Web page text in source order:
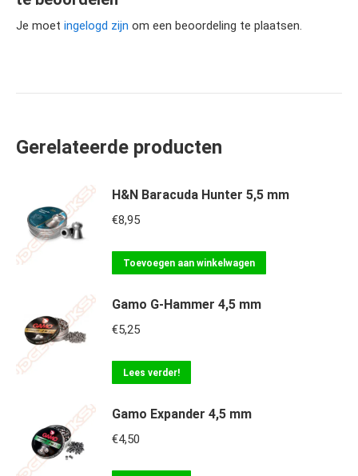
Je moet ingelogd zijn om een beoordeling te plaatsen.
Gerelateerde producten
H&N Baracuda Hunter 5,5 mm
€8,95
Toevoegen aan winkelwagen
Gamo G-Hammer 4,5 mm
€5,25
Lees verder!
Gamo Expander 4,5 mm
€4,50